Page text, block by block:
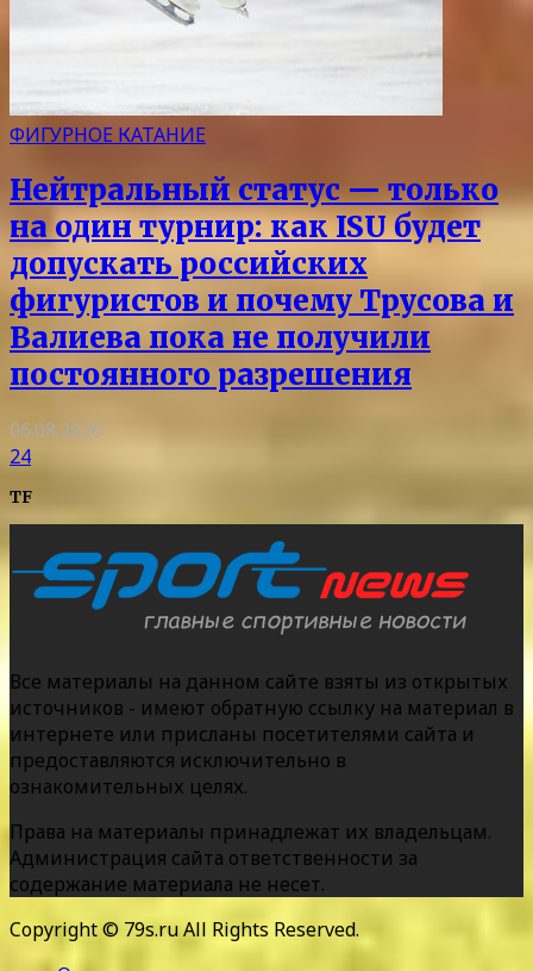
ФИГУРНОЕ КАТАНИЕ
Нейтральный статус — только
на один турнир: как ISU будет
допускать российских
фигуристов и почему Трусова и
Валиева пока не получили
постоянного разрешения
06.08.2026
24
TF
Все материалы на данном сайте взяты из открытых
источников - имеют обратную ссылку на материал в
интернете или присланы посетителями сайта и
предоставляются исключительно в
ознакомительных целях.
Права на материалы принадлежат их владельцам.
Администрация сайта ответственности за
содержание материала не несет.
Copyright © 79s.ru All Rights Reserved.